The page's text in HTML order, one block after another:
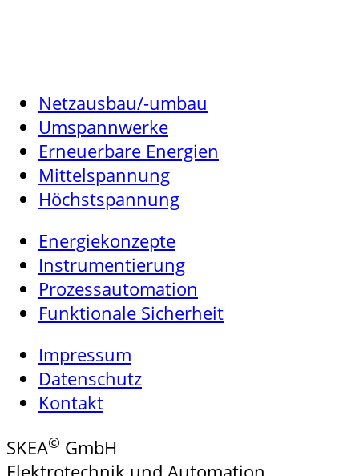
Netzausbau/-umbau
Umspannwerke
Erneuerbare Energien
Mittelspannung
Höchstspannung
Energiekonzepte
Instrumentierung
Prozessautomation
Funktionale Sicherheit
Impressum
Datenschutz
Kontakt
SKEA© GmbH